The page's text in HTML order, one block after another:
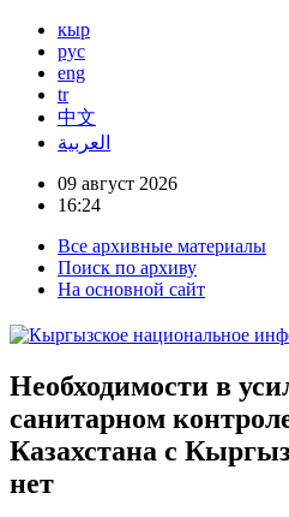
кыр
рус
eng
tr
中文
العربية
09 август 2026
16:24
Все архивные материалы
Поиск по архиву
На основной сайт
Необходимости в
санитарном
Казахстана с
нет